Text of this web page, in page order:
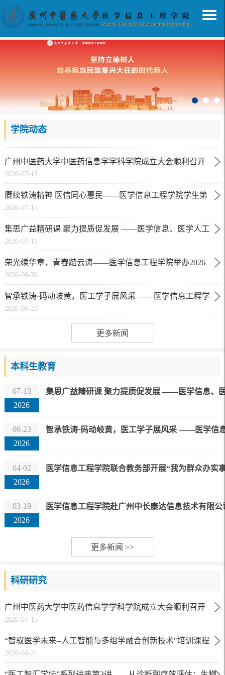
学院动态
广州中医药大学中医药信息学学科学院成立大会顺利召开
2026-07-15
赓续铁涛精神 医信同心惠民——医学信息工程学院学生第
二党支部联合佛山市中医院门诊综合党支部开展共建主题
党日活动
2026-07-15
集思广益精研课 聚力提质促发展 ——医学信息、医学人工
智能教研室联合开展集体备课教研会
2026-07-13
荣光续华章，青春踏云涛——医学信息工程学院举办2026
年优秀毕业生报告会
2026-06-30
智承铁涛·码动岐黄，医工学子展风采 ——医学信息工程学
院成功举办2026年计算机程序设计竞赛
2026-06-23
更多新闻
本科生教育
07-13
2026
集思广益精研课 聚力提质促发展 ——医学信息、
06-23
2026
智承铁涛·码动岐黄，医工学子展风采 ——医学信
04-02
2026
医学信息工程学院联合教务部开展“我为群众办实
03-19
2026
医学信息工程学院赴广州中长康达信息技术有限公
更多新闻 >>
科研研究
广州中医药大学中医药信息学学科学院成立大会顺利召开
2026-07-15
“智驭医学未来--人工智能与多组学融合创新技术"培训课程
2026-04-21